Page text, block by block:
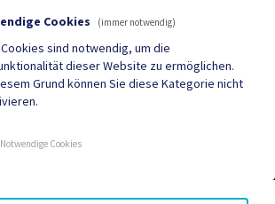
Gemeinde-
Tourismus
Cookies (immer notwendig)
sind notwendig, um die
dieser Website zu ermöglichen.
Grund können Sie diese Kategorie nicht
Notwendige Cookies